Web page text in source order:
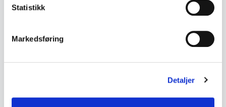
Statistikk
Markedsføring
Detaljer
• Merket "A/S Rønne Pakhusforening 1946"
• Dansk tekst på dager og måneder
• Fremstår som produsert omkring 1946